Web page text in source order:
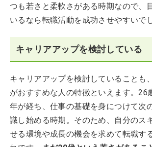
つも若さと柔軟さがある時期なので、
いるなら転職活動を成功させやすいで
キャリアアップを検討している
キャリアアップを検討していることも
がおすすめな人の特徴といえます。26
年が経ち、仕事の基礎を身につけて次
識し始める時期。そのため、自分のス
せる環境や成長の機会を求めて転職す